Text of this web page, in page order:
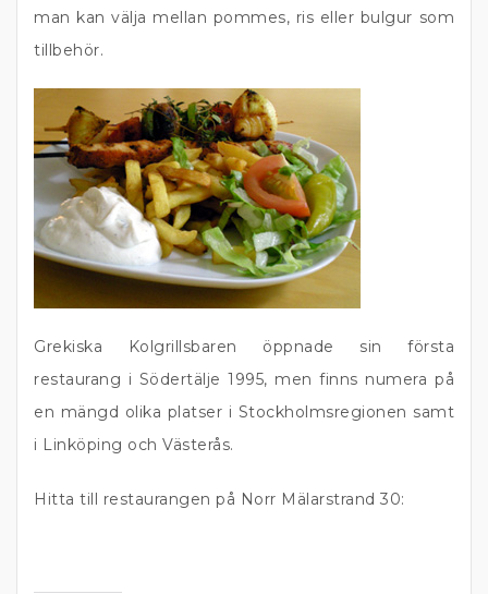
man kan välja mellan pommes, ris eller bulgur som
tillbehör.
Grekiska Kolgrillsbaren öppnade sin första
restaurang i Södertälje 1995, men finns numera på
en mängd olika platser i Stockholmsregionen samt
i Linköping och Västerås.
Hitta till restaurangen på Norr Mälarstrand 30: